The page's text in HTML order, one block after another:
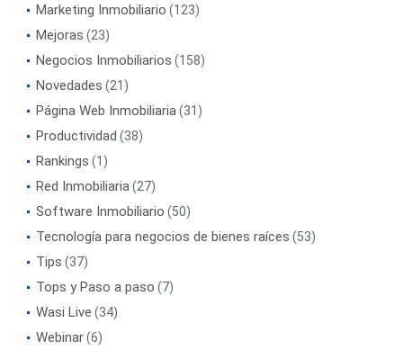
Marketing Inmobiliario (123)
Mejoras (23)
Negocios Inmobiliarios (158)
Novedades (21)
Página Web Inmobiliaria(31)
Productividad (38)
Rankings (1)
Red Inmobiliaria(27)
Software Inmobiliario (50)
Tecnología para negocios de bienes raíces (53)
Tips (37)
Tops y Paso a paso (7)
Wasi Live (34)
Webinar(6)